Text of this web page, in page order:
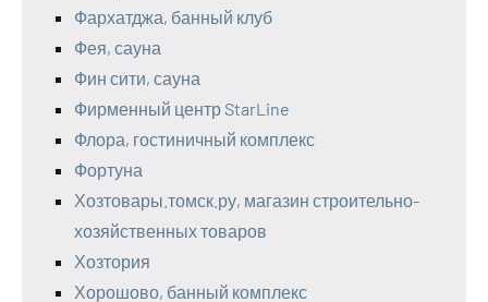
Фархатджа, банный клуб
Фея, сауна
Фин сити, сауна
Фирменный центр StarLine
Флора, гостиничный комплекс
Фортуна
Хозтовары.томск.ру, магазин строительно-
хозяйственных товаров
Хозтория
Хорошово, банный комплекс